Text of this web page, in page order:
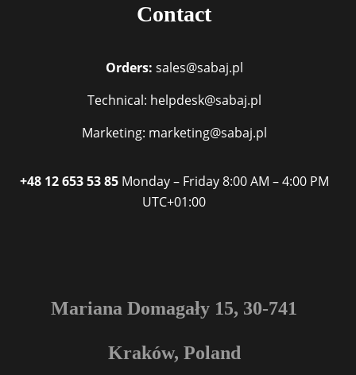
Contact
Orders: sales@sabaj.pl
Technical: helpdesk@sabaj.pl
Marketing: marketing@sabaj.pl
+48 12 653 53 85 Monday – Friday 8:00 AM – 4:00 PM
UTC+01:00
Mariana Domagały 15, 30-741
Kraków, Poland